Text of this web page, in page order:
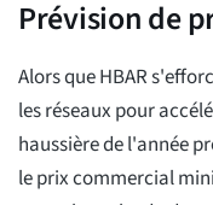
Prévision de
Alors que HBAR
les réseaux pour
haussière de l'année
le prix commercial